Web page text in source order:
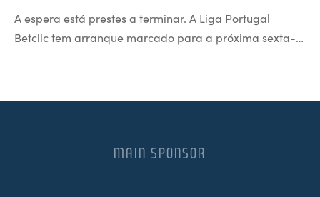
A espera está prestes a terminar. A Liga Portugal
Betclic tem arranque marcado para a próxima sexta-…
MAIN SPONSOR